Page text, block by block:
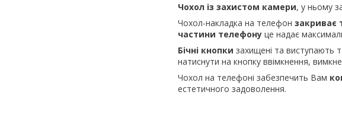
Чохол із захистом камери, у ньому
Чохол-накладка на телефон закриває
частини телефону це надає
Бічні кнопки захищені та виступають
натиснути на кнопку ввімкнення,
Чохол на телефоні забезпечить Вам
естетичного задоволення.